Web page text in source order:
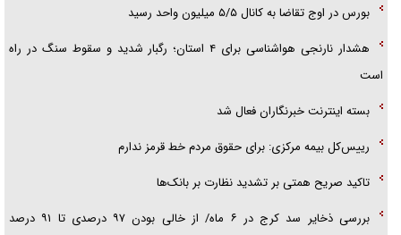
بورس در اوج تقاضا به کانال ۵/۵ میلیون واحد رسید
هشدار نارنجی هواشناسی برای ۴ استان؛ رگبار شدید و سقوط سنگ در راه
است
بسته اینترنت خبرنگاران فعال شد
رییس‌کل بیمه مرکزی: برای حقوق مردم خط قرمز ندارم
تاکید صریح همتی بر تشدید نظارت بر بانک‌ها
بررسی ذخایر سد کرج در ۶ ماه/ از خالی بودن ۹۷ درصدی تا ۹۱ درصد